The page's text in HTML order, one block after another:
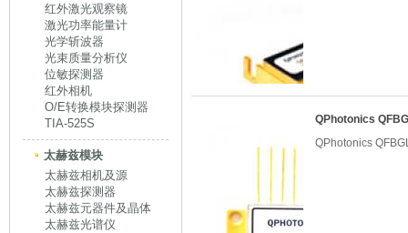
红外激光观察镜
激光功率能量计
光学斩波器
光束质量分析仪
位敏探测器
红外相机
O/E转换模块探测器
TIA-525S
太赫兹模块
太赫兹相机及源
太赫兹探测器
太赫兹元器件及晶体
太赫兹光谱仪
QPhotonics
QPhotonics